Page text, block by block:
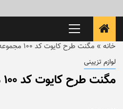
منوی
اصلی
خانه » مگنت طرح کایوت کد ۱۰۰ مجموعه ۴ عددی
لوازم تزیینی
مگنت طرح کایوت کد ۱۰۰ مجموعه ۴ عددی